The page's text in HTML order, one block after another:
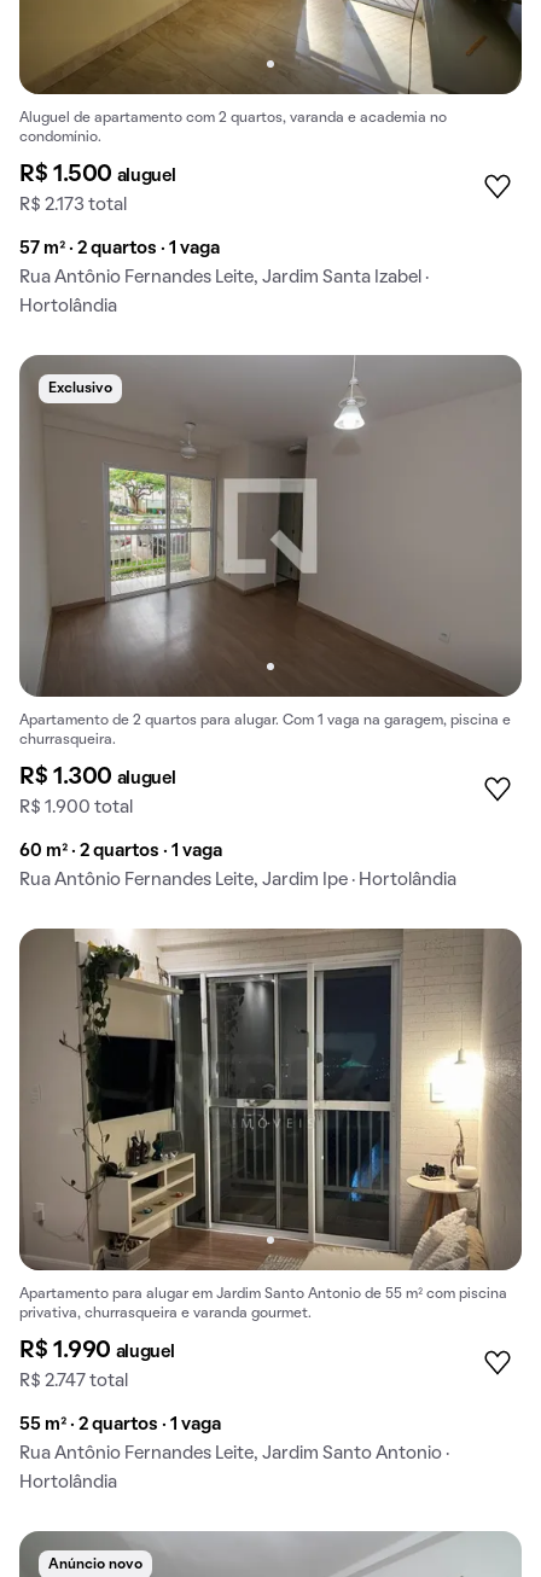
Aluguel de apartamento com 2 quartos, varanda e academia no
condomínio.
R$ 1.500 aluguel
R$ 2.173 total
57 m² · 2 quartos · 1 vaga
Rua Antônio Fernandes Leite, Jardim Santa Izabel ·
Hortolândia
Exclusivo
Apartamento de 2 quartos para alugar. Com 1 vaga na garagem, piscina e
churrasqueira.
R$ 1.300 aluguel
R$ 1.900 total
60 m² · 2 quartos · 1 vaga
Rua Antônio Fernandes Leite, Jardim Ipe · Hortolândia
Apartamento para alugar em Jardim Santo Antonio de 55 m² com piscina
privativa, churrasqueira e varanda gourmet.
R$ 1.990 aluguel
R$ 2.747 total
55 m² · 2 quartos · 1 vaga
Rua Antônio Fernandes Leite, Jardim Santo Antonio ·
Hortolândia
Anúncio novo